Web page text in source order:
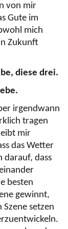
von mir
Gute im
mich
Zukunft
diese drei.
irgendwann
tragen
mir
das Wetter
darauf, dass
besten
gewinnt,
setzen